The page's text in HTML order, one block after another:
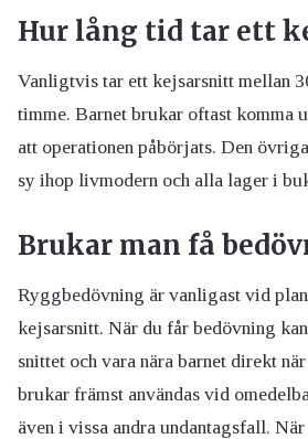
Hur lång tid tar ett
Vanligtvis tar ett kejsarsnitt mellan
timme. Barnet brukar oftast komma
att operationen påbörjats. Den
sy ihop livmodern och alla lager i
Brukar man få
Ryggbedövning är vanligast vid
kejsarsnitt. När du får bedövning
snittet och vara nära barnet direkt
brukar främst användas vid
även i vissa andra undantagsfall.